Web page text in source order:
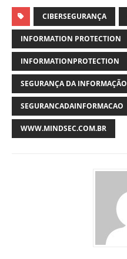
CIBERSEGURANÇA
INFORMATION PROTECTION
INFORMATIONPROTECTION
SEGURANÇA DA INFORMAÇÃO
SEGURANCADAINFORMACAO
WWW.MINDSEC.COM.BR